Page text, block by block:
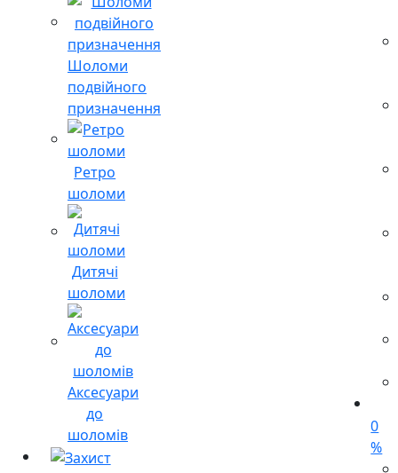
Шоломи
подвійного
призначення
Ретро
шоломи
Дитячі
шоломи
Аксесуари
до
шоломів
0
%